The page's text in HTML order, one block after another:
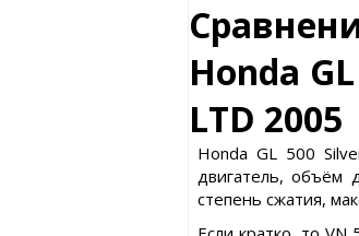
Honda
LTD 2005
Honda GL 500
двигатель, объём
степень сжатия,